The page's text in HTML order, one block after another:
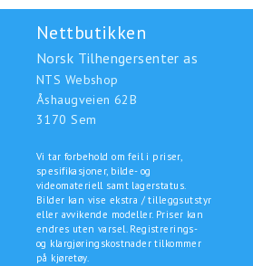
Nettbutikken
Norsk Tilhengersenter as
NTS Webshop
Åshaugveien 62B
3170 Sem
Vi tar forbehold om feil i priser,
spesifikasjoner, bilde- og
videomateriell samt lagerstatus.
Bilder kan vise ekstra / tilleggsutstyr
eller avvikende modeller. Priser kan
endres uten varsel. Registrerings-
og klargjøringskostnader tilkommer
på kjøretøy.